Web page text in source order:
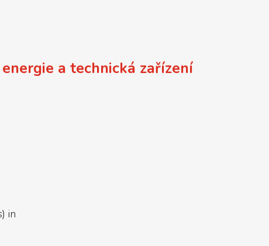
a technická zařízení
in